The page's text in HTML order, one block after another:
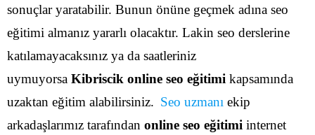
sonuçlar yaratabilir. Bunun önüne geçmek adına seo
eğitimi almanız yararlı olacaktır. Lakin seo derslerine
katılamayacaksınız ya da saatleriniz
uymuyorsa Kibriscik online seo eğitimi kapsamında
uzaktan eğitim alabilirsiniz. Seo uzmanı ekip
arkadaşlarımız tarafından online seo eğitimi internet